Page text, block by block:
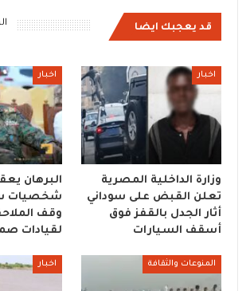
قد يعجبك ايضا
اخبار
وزارة الداخلية المصرية
تعلن القبض على سوداني
أثار الجدل بالقفز فوق
أسقف السيارات
اخبار
البرهان
شخصيات
وقف
لقيادات
المنوعات والثقافة اخبار